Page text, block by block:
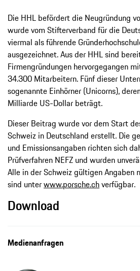
Die HHL befördert die Neugründung
wurde vom Stifterverband für die
viermal als führende
ausgezeichnet. Aus der HHL sind
Firmengründungen hervorgegangen
34.300 Mitarbeitern. Fünf dieser
sogenannte Einhörner (Unicorns),
Milliarde US-Dollar beträgt.
Dieser Beitrag wurde vor dem Start
Schweiz in Deutschland erstellt. Die
und Emissionsangaben richten sich
Prüfverfahren NEFZ und wurden
Alle in der Schweiz gültigen Angaben
sind unterwww.porsche.chverfügbar.
Download
Medienanfragen